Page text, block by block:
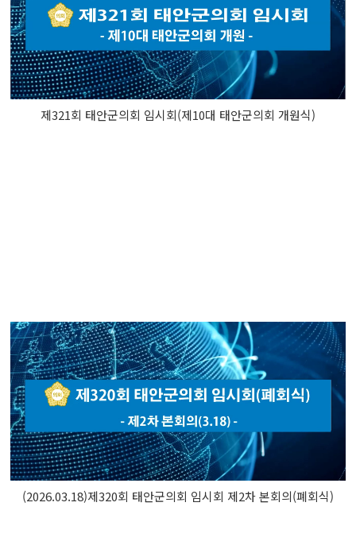
제321회 태안군의회 임시회(제10대 태안군의회 개원식)
(2026.03.18)제320회 태안군의회 임시회 제2차 본회의(폐회식)